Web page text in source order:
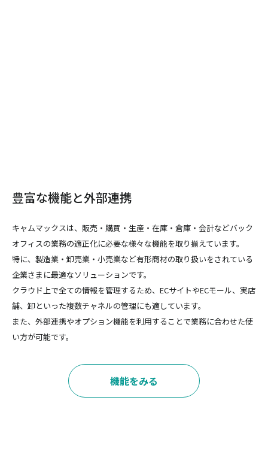
豊富な機能と外部連携
キャムマックスは、販売・購買・生産・在庫・倉庫・会計などバック
オフィスの業務の適正化に必要な様々な機能を取り揃えています。
特に、製造業・卸売業・小売業など有形商材の取り扱いをされている
企業さまに最適なソリューションです。
クラウド上で全ての情報を管理するため、ECサイトやECモール、実店
舗、卸といった複数チャネルの管理にも適しています。
また、外部連携やオプション機能を利用することで業務に合わせた使
い方が可能です。
機能をみる